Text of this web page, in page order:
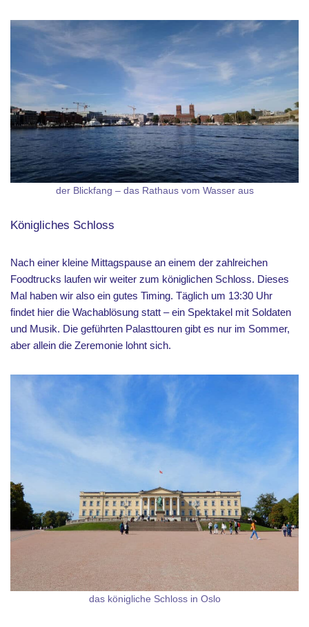
der Blickfang – das Rathaus vom Wasser aus
Königliches Schloss
Nach einer kleine Mittagspause an einem der zahlreichen
Foodtrucks laufen wir weiter zum königlichen Schloss. Dieses
Mal haben wir also ein gutes Timing. Täglich um 13:30 Uhr
findet hier die Wachablösung statt – ein Spektakel mit Soldaten
und Musik. Die geführten Palasttouren gibt es nur im Sommer,
aber allein die Zeremonie lohnt sich.
das königliche Schloss in Oslo